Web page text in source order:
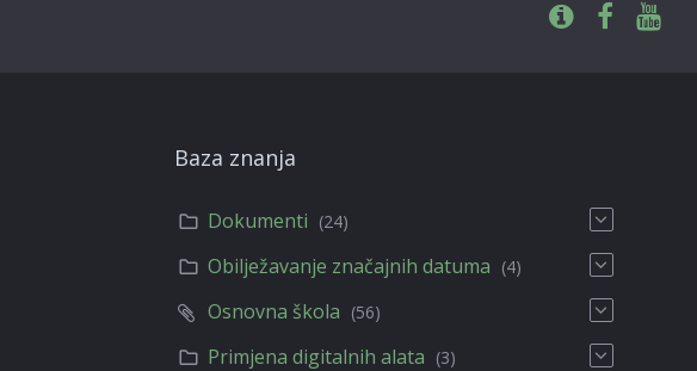
Baza znanja
Dokumenti (24)
Obilježavanje značajnih datuma (4)
Osnovna škola (56)
Primjena digitalnih alata (3)